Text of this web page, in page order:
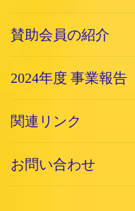
賛助会員の紹介
2024年度 事業報告
関連リンク
お問い合わせ